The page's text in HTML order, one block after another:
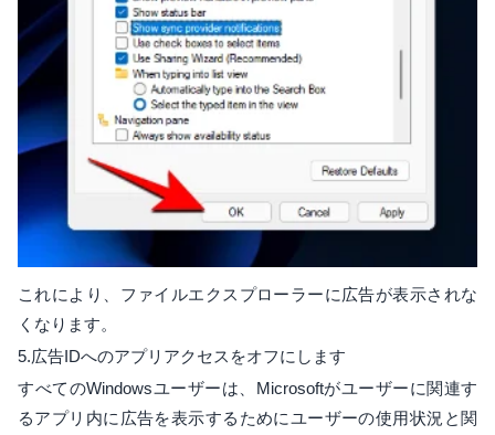
これにより、ファイルエクスプローラーに広告が表示されな
くなります。
5.広告IDへのアプリアクセスをオフにします
すべてのWindowsユーザーは、Microsoftがユーザーに関連す
るアプリ内に広告を表示するためにユーザーの使用状況と関